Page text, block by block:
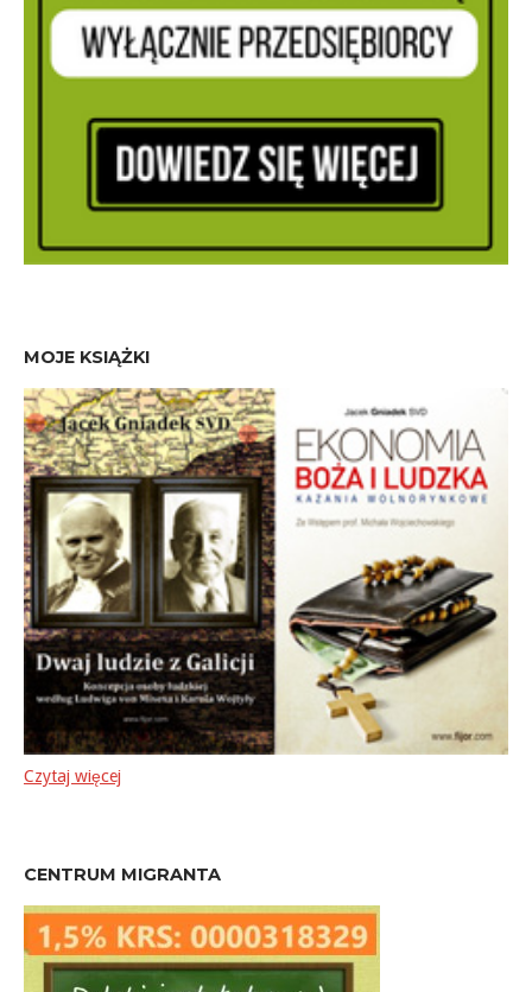
MOJE KSIĄŻKI
Czytaj więcej
CENTRUM MIGRANTA